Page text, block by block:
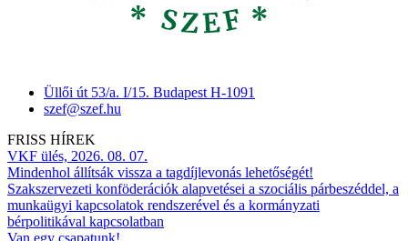
Üllői út 53/a. I/15. Budapest H-1091
szef@szef.hu
FRISS HÍREK
VKF ülés, 2026. 08. 07.
Mindenhol állítsák vissza a tagdíjlevonás lehetőségét!
Szakszervezeti konföderációk alapvetései a szociális párbeszéddel, a
munkaügyi kapcsolatok rendszerével és a kormányzati
bérpolitikával kapcsolatban